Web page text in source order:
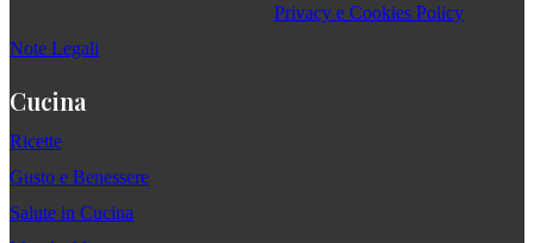
Privacy e Cookies Policy
Note Legali
Cucina
Ricette
Gusto e Benessere
Salute in Cucina